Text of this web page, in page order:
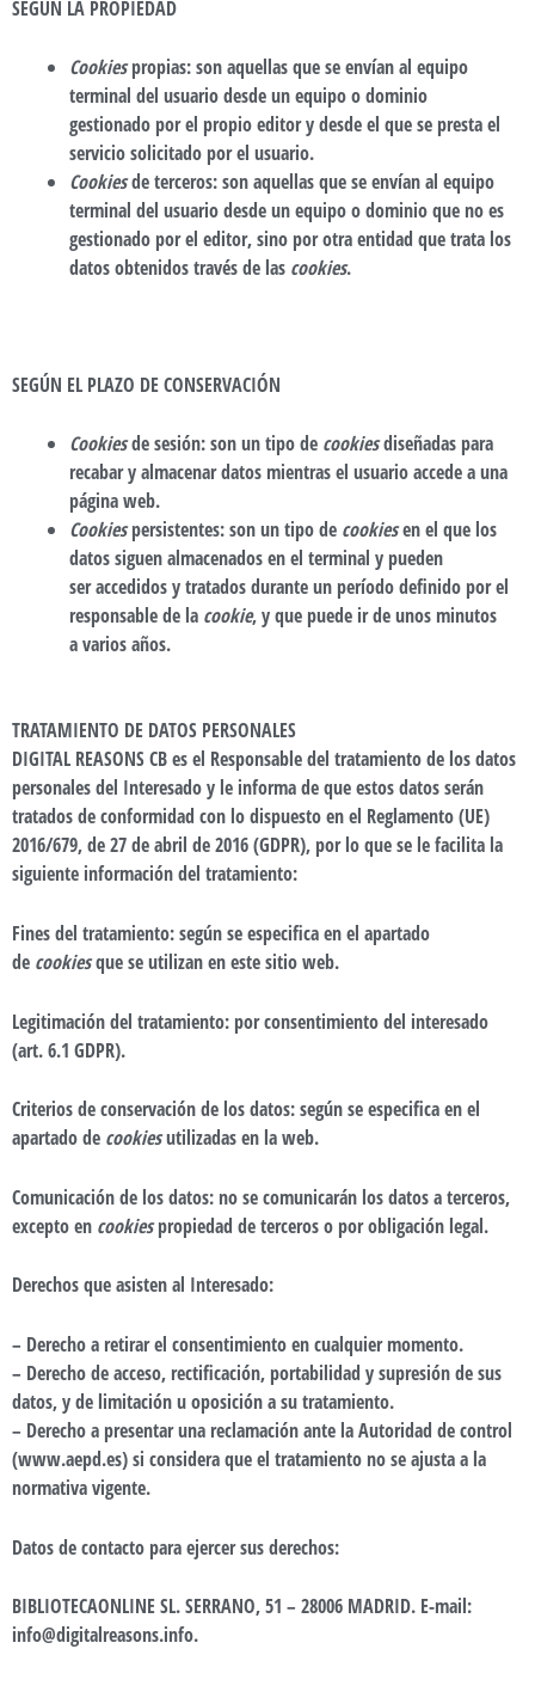
SEGÚN LA PROPIEDAD
Cookiespropias: son aquellas que se envían al equipo
terminal del usuario desde un equipo o dominio
gestionado por el propio editor y desde el que se presta el
servicio solicitado por el usuario.
Cookiesde terceros: son aquellas que se envían al equipo
terminal del usuario desde un equipo o dominio que no es
gestionado por el editor, sino por otra entidad que trata los
datos obtenidos través de las cookies.
SEGÚN EL PLAZO DE CONSERVACIÓN
Cookiesde sesión: son un tipo de cookiesdiseñadas para
recabar y almacenar datos mientras el usuario accede a una
página web.
Cookiespersistentes: son un tipo de cookiesen el que los
datos siguen almacenados en el terminal y pueden
ser accedidos y tratados durante un período definido por el
responsable de la cookie, y que puede ir de unos minutos
a varios años.
TRATAMIENTO DE DATOS PERSONALES
DIGITAL REASONS CB es el Responsable del tratamiento de los datos
personales del Interesado y le informa de que estos datos serán
tratados de conformidad con lo dispuesto en el Reglamento (UE)
2016/679, de 27 de abril de 2016 (GDPR), por lo que se le facilita la
siguiente información del tratamiento:
Fines del tratamiento: según se especifica en el apartado
de cookiesque se utilizan en este sitio web.
Legitimación del tratamiento: por consentimiento del interesado
(art. 6.1 GDPR).
Criterios de conservación de los datos: según se especifica en el
apartado de cookiesutilizadas en la web.
Comunicación de los datos: no se comunicarán los datos a terceros,
excepto en cookiespropiedad de terceros o por obligación legal.
Derechos que asisten al Interesado:
– Derecho a retirar el consentimiento en cualquier momento.
– Derecho de acceso, rectificación, portabilidad y supresión de sus
datos, y de limitación u oposición a su tratamiento.
– Derecho a presentar una reclamación ante la Autoridad de control
(www.aepd.es) si considera que el tratamiento no se ajusta a la
normativa vigente.
Datos de contacto para ejercer sus derechos:
BIBLIOTECAONLINE SL. SERRANO, 51 – 28006 MADRID. E-mail:
info@digitalreasons.info.